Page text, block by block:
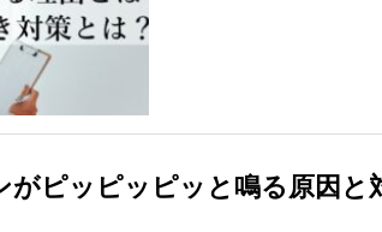
がピッピッピッと鳴る原因と